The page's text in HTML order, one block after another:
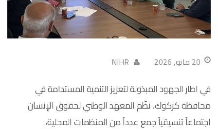
20 مايو, 2026 NIHR
في اطار الجهود المبذولة لتعزيز التنمية المستدامة في
محافظة كركوك، نظّم المعهد الوطني لحقوق الإنسان
اجتماعاً تنسيقياً جمع عدداً من المنظمات المحلية،